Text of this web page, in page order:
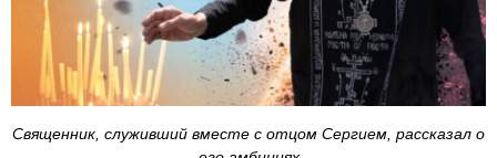
Священник, служивший вместе с отцом Сергием, рассказал о